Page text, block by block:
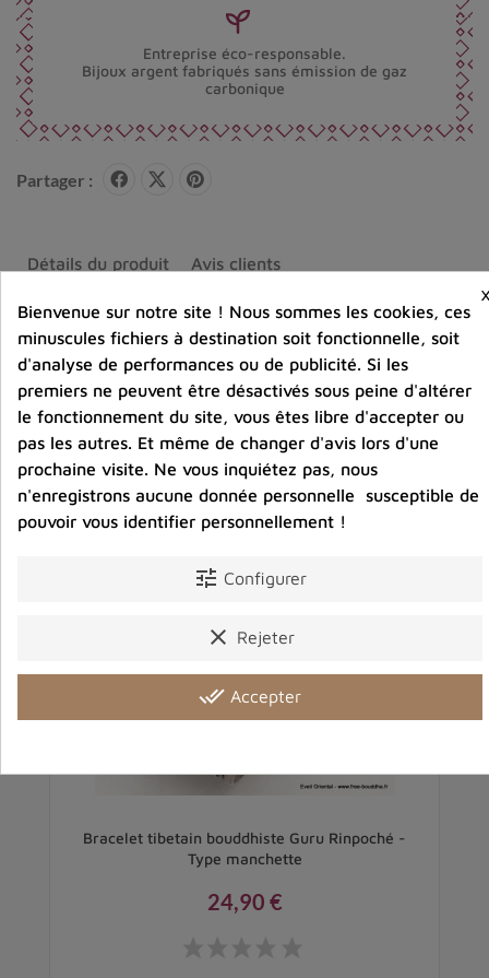
Entreprise éco-responsable.
Bijoux argent fabriqués sans émission de gaz
carbonique
Partager :
Détails du produit Avis clients
Vous aimerez aussi
Bracelet tibetain bouddhiste Guru Rinpoché -
Type manchette
24,90 €
Bienvenue sur notre site ! Nous sommes les cookies, ces
minuscules fichiers à destination soit fonctionnelle, soit
d'analyse de performances ou de publicité. Si les
premiers ne peuvent être désactivés sous peine d'altérer
le fonctionnement du site, vous êtes libre d'accepter ou
pas les autres. Et même de changer d'avis lors d'une
prochaine visite. Ne vous inquiétez pas, nous
n'enregistrons aucune donnée personnelle susceptible de
pouvoir vous identifier personnellement !
tune Configurer
clear Rejeter
done_all Accepter